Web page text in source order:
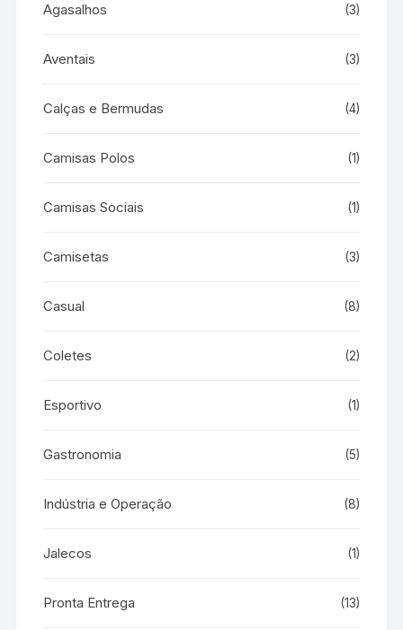
Agasalhos (3)
Aventais (3)
Calças e Bermudas (4)
Camisas Polos (1)
Camisas Sociais (1)
Camisetas (3)
Casual (8)
Coletes (2)
Esportivo (1)
Gastronomia (5)
Indústria e Operação (8)
Jalecos (1)
Pronta Entrega (13)